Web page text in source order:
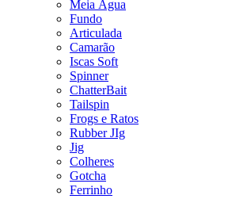
Meia Água
Fundo
Articulada
Camarão
Iscas Soft
Spinner
ChatterBait
Tailspin
Frogs e Ratos
Rubber JIg
Jig
Colheres
Gotcha
Ferrinho